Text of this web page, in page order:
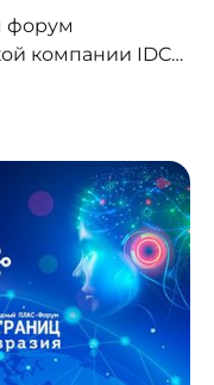
форум
компании IDC
способы
разработки
населению,
должны ли